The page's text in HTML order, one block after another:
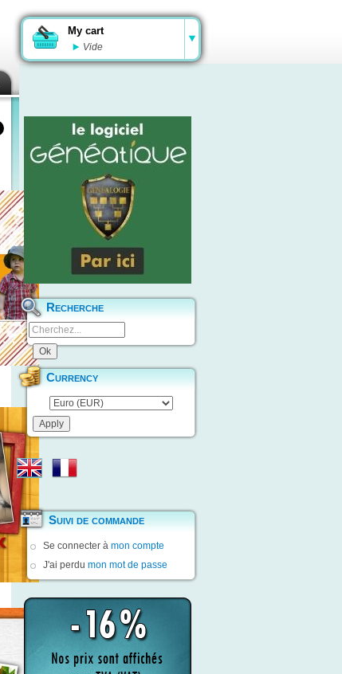
My cart
Vide
Recherche
Currency
Suivi de commande
Se connecter à mon compte
J'ai perdu mon mot de passe